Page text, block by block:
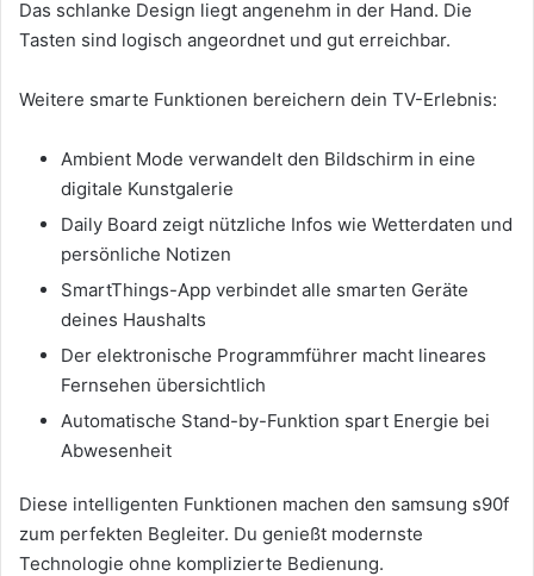
Das schlanke Design liegt angenehm in der Hand. Die
Tasten sind logisch angeordnet und gut erreichbar.
Weitere smarte Funktionen bereichern dein TV-Erlebnis:
Ambient Mode verwandelt den Bildschirm in eine
digitale Kunstgalerie
Daily Board zeigt nützliche Infos wie Wetterdaten und
persönliche Notizen
SmartThings-App verbindet alle smarten Geräte
deines Haushalts
Der elektronische Programmführer macht lineares
Fernsehen übersichtlich
Automatische Stand-by-Funktion spart Energie bei
Abwesenheit
Diese intelligenten Funktionen machen den samsung s90f
zum perfekten Begleiter. Du genießt modernste
Technologie ohne komplizierte Bedienung.